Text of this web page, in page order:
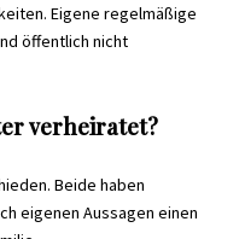
Eigene regelmäßige
öffentlich nicht
verheiratet?
Beide haben
eigenen Aussagen einen